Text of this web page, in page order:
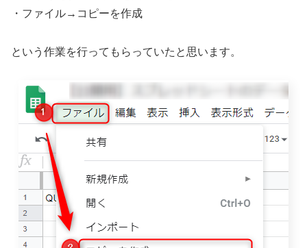
・ファイル→コピーを作成
という作業を行ってもらっていたと思います。